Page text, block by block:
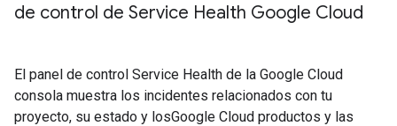
de control de Service Health Google Cloud
El panel de control Service Health de la Google Cloud
consola muestra los incidentes relacionados con tu
proyecto, su estado y losGoogle Cloud productos y las